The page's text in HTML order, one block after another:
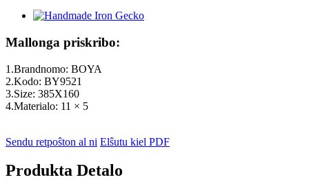
Mallonga priskribo:
1.Brandnomo: BOYA
2.Kodo: BY9521
3.Size: 385X160
4.Materialo: 11 × 5
Sendu retpoŝton al ni Elŝutu kiel PDF
Produkta Detalo